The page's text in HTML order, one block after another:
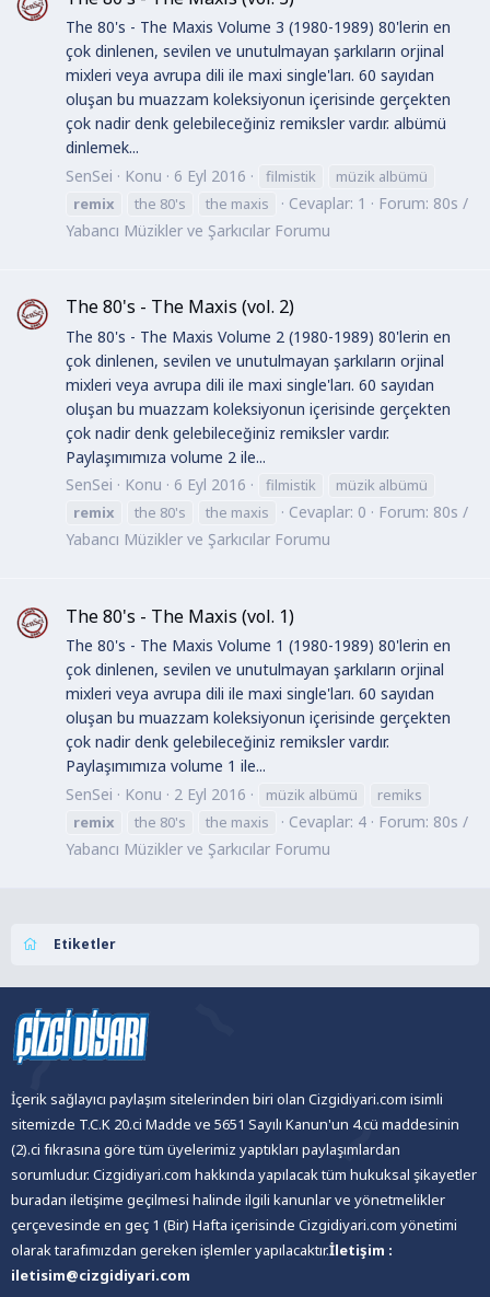
The 80's - The Maxis Volume 3 (1980-1989) 80'lerin en
çok dinlenen, sevilen ve unutulmayan şarkıların orjinal
mixleri veya avrupa dili ile maxi single'ları. 60 sayıdan
oluşan bu muazzam koleksiyonun içerisinde gerçekten
çok nadir denk gelebileceğiniz remiksler vardır. albümü
dinlemek...
SenSei
Konu 6 Eyl 2016 filmistik
müzik albümü
remix
the 80's the maxis Cevaplar: 1 Forum: 80s /
Yabancı Müzikler ve Şarkıcılar Forumu
The 80's - The Maxis (vol. 2)
The 80's - The Maxis Volume 2 (1980-1989) 80'lerin en
çok dinlenen, sevilen ve unutulmayan şarkıların orjinal
mixleri veya avrupa dili ile maxi single'ları. 60 sayıdan
oluşan bu muazzam koleksiyonun içerisinde gerçekten
çok nadir denk gelebileceğiniz remiksler vardır.
Paylaşımımıza volume 2 ile...
SenSei
Konu 6 Eyl 2016 filmistik
müzik albümü
remix
the 80's the maxis Cevaplar: 0 Forum: 80s /
Yabancı Müzikler ve Şarkıcılar Forumu
The 80's - The Maxis (vol. 1)
The 80's - The Maxis Volume 1 (1980-1989) 80'lerin en
çok dinlenen, sevilen ve unutulmayan şarkıların orjinal
mixleri veya avrupa dili ile maxi single'ları. 60 sayıdan
oluşan bu muazzam koleksiyonun içerisinde gerçekten
çok nadir denk gelebileceğiniz remiksler vardır.
Paylaşımımıza volume 1 ile...
SenSei
Konu 2 Eyl 2016 müzik albümü
remiks
remix
the 80's the maxis Cevaplar: 4 Forum: 80s /
Yabancı Müzikler ve Şarkıcılar Forumu
Etiketler
İçerik sağlayıcı paylaşım sitelerinden biri olan Cizgidiyari.com isimli
sitemizde T.C.K 20.ci Madde ve 5651 Sayılı Kanun'un 4.cü maddesinin
(2).ci fıkrasına göre tüm üyelerimiz yaptıkları paylaşımlardan
sorumludur. Cizgidiyari.com hakkında yapılacak tüm hukuksal şikayetler
buradan iletişime geçilmesi halinde ilgili kanunlar ve yönetmelikler
çerçevesinde en geç 1 (Bir) Hafta içerisinde Cizgidiyari.com yönetimi
olarak tarafımızdan gereken işlemler yapılacaktır.İletişim :
iletisim@cizgidiyari.com